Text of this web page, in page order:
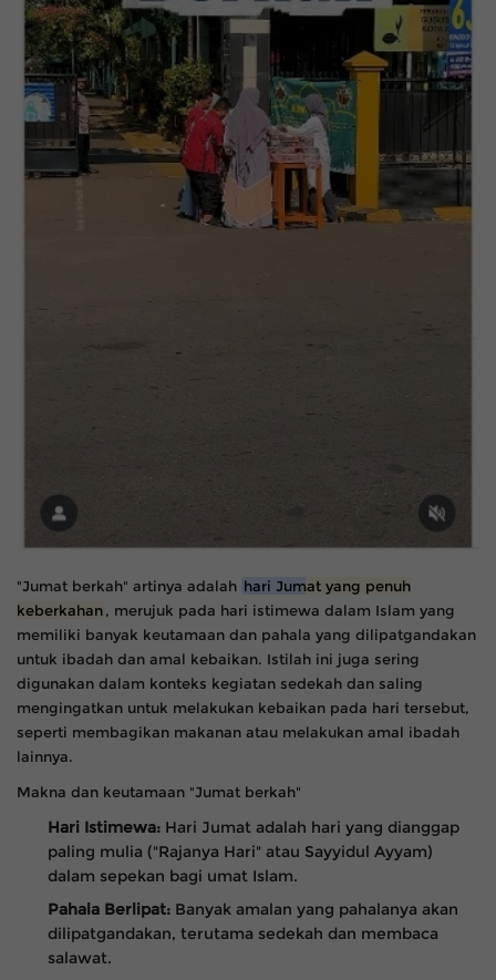
"Jumat berkah" artinya adalah hari Jumat yang penuh
keberkahan, merujuk pada hari istimewa dalam Islam yang
memiliki banyak keutamaan dan pahala yang dilipatgandakan
untuk ibadah dan amal kebaikan. Istilah ini juga sering
digunakan dalam konteks kegiatan sedekah dan saling
mengingatkan untuk melakukan kebaikan pada hari tersebut,
seperti membagikan makanan atau melakukan amal ibadah
lainnya.
Makna dan keutamaan "Jumat berkah"
Hari Istimewa: Hari Jumat adalah hari yang dianggap
paling mulia ("Rajanya Hari" atau Sayyidul Ayyam)
dalam sepekan bagi umat Islam.
Pahala Berlipat: Banyak amalan yang pahalanya akan
dilipatgandakan, terutama sedekah dan membaca
salawat.